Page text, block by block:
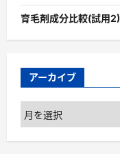
育毛剤成分比較(試用2)
アーカイブ
ア
ー
カ